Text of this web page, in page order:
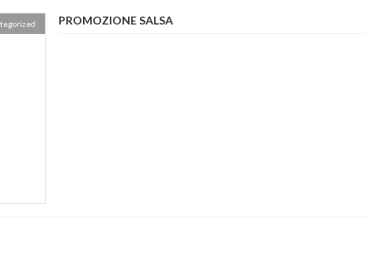
PROMOZIONE SALSA